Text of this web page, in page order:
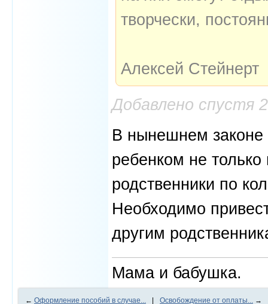
творчески,
Алексей Стейнерт
Добавлено спустя
В нынешнем законе
ребенком не
родственники по
Необходимо
другим
Мама и бабушка.
← Оформление пособий в случае... Освобождение от оплаты... →